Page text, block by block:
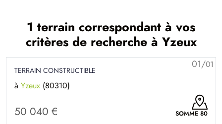
1 terrain correspondant à vos
critères de recherche à Yzeux
01/01
TERRAIN CONSTRUCTIBLE
à Yzeux (80310)
50 040 € SOMME 80